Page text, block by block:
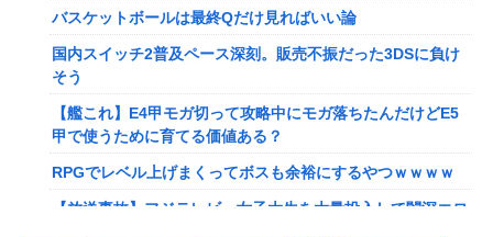
【画像】このLINEでなんで女が怒ってるのか分かんない奴
はモテない奴確定らしい←お前らは勿論わかるよ
な？？？？？？？
【動画】高校生さん、文化祭でコーヒーカップを作って大盛
りあがり←なんかどっかで見たことあると話題に
【NGS】LG5「レアレンス」シリーズが強すぎると話題に
【アプグレも約束】
【ｗ】長年育てやっと蕾がつき楽しみにしてたら動物の死肉
バスケットボールは最終Qだけ見ればいい論
国内スイッチ2普及ペース深刻。販売不振だった3DSに負け
そう
【艦これ】E4甲モガ切って攻略中にモガ落ちたんだけどE5
甲で使うために育てる価値ある？
RPGでレベル上げまくってボスも余裕にするやつｗｗｗｗ
【放送事故】フジテレビ、女子大生を大量投入して闇深エロ